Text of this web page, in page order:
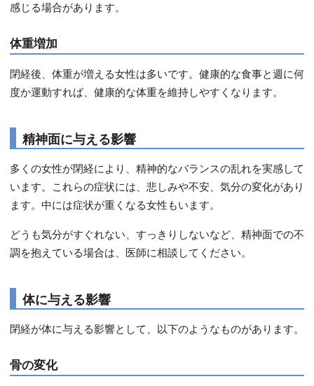
感じる場合があります。
体重増加
閉経後、体重が増える女性は多いです。健康的な食事と週に何
度か運動すれば、健康的な体重を維持しやすくなります。
精神面に与える影響
多くの女性が閉経により、精神的なバランスの乱れを実感して
います。これらの症状には、悲しみや不安、気分の変化があり
ます。中には症状が重くなる女性もいます。
どうも気分がすぐれない、すっきりしないなど、精神面での不
調を抱えている場合は、医師に相談してください。
体に与える影響
閉経が体に与える影響として、以下のようなものがあります。
骨の変化